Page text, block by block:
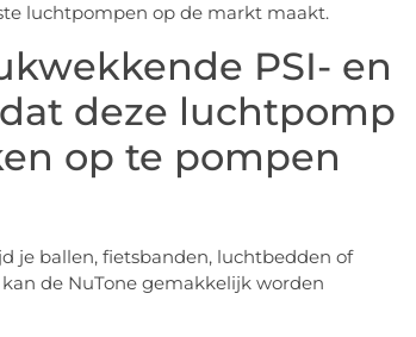
luchtpompen op de markt maakt.
PSI- en
deze luchtpomp
op te pompen
je ballen, fietsbanden, luchtbedden of
de NuTone gemakkelijk worden